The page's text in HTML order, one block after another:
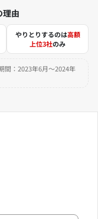
理由
やりとりするのは高額
上位3社のみ
間：2023年6月～2024年